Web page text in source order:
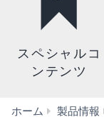
スペシャルコ
ンテンツ
ホーム 製品情報